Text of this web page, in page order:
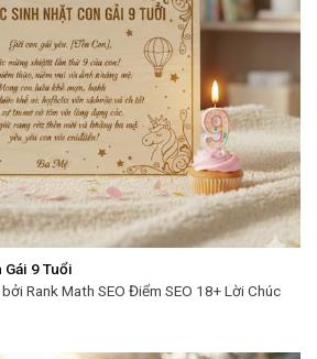
9 Tuổi
Rank Math SEO Điểm SEO 18+ Lời Chúc